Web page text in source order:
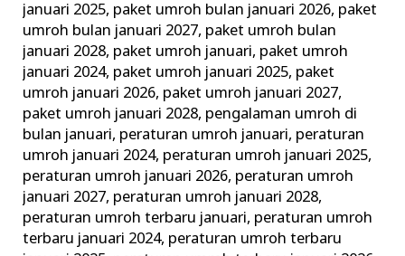
januari 2025, paket umroh bulan januari 2026, paket
umroh bulan januari 2027, paket umroh bulan
januari 2028, paket umroh januari, paket umroh
januari 2024, paket umroh januari 2025, paket
umroh januari 2026, paket umroh januari 2027,
paket umroh januari 2028, pengalaman umroh di
bulan januari, peraturan umroh januari, peraturan
umroh januari 2024, peraturan umroh januari 2025,
peraturan umroh januari 2026, peraturan umroh
januari 2027, peraturan umroh januari 2028,
peraturan umroh terbaru januari, peraturan umroh
terbaru januari 2024, peraturan umroh terbaru